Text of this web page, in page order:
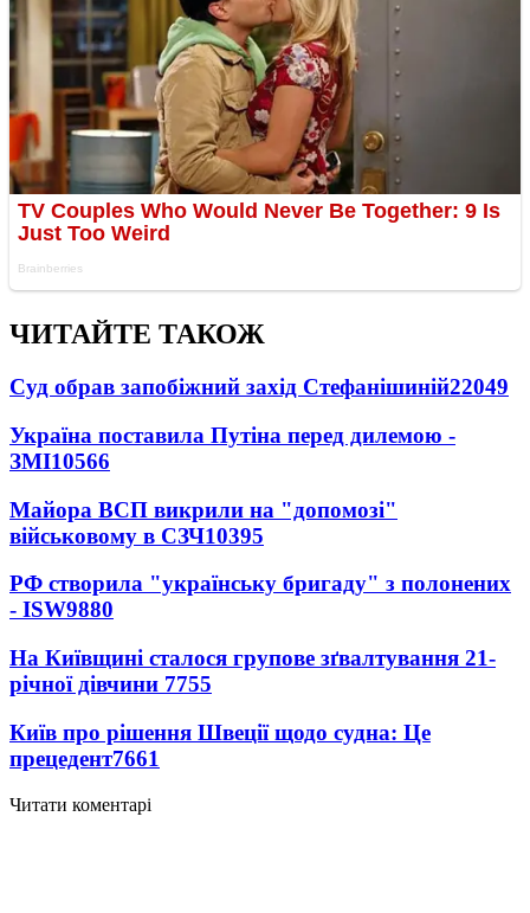
ЧИТАЙТЕ ТАКОЖ
Суд обрав запобіжний захід Стефанішиній22049
Україна поставила Путіна перед дилемою -
ЗМІ10566
Майора ВСП викрили на "допомозі"
військовому в СЗЧ10395
РФ створила "українську бригаду" з полонених
- ISW9880
На Київщині сталося групове зґвалтування 21-
річної дівчини 7755
Київ про рішення Швеції щодо судна: Це
прецедент7661
Читати коментарі